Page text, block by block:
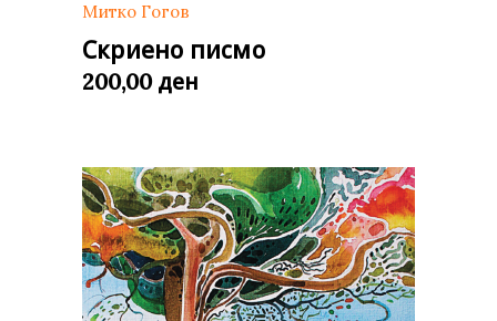
Митко Гогов
Скриено писмо
200,00 ден